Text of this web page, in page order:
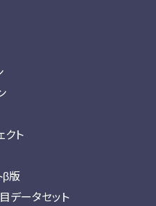
クト
β版
データセット